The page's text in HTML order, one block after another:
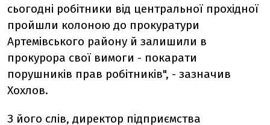
сьогодні робітники від центральної прохідної
пройшли колоною до прокуратури
Артемівського району й залишили в
прокурора свої вимоги - покарати
порушників прав робітників", - зазначив
Хохлов.
З його слів, директор підприємства